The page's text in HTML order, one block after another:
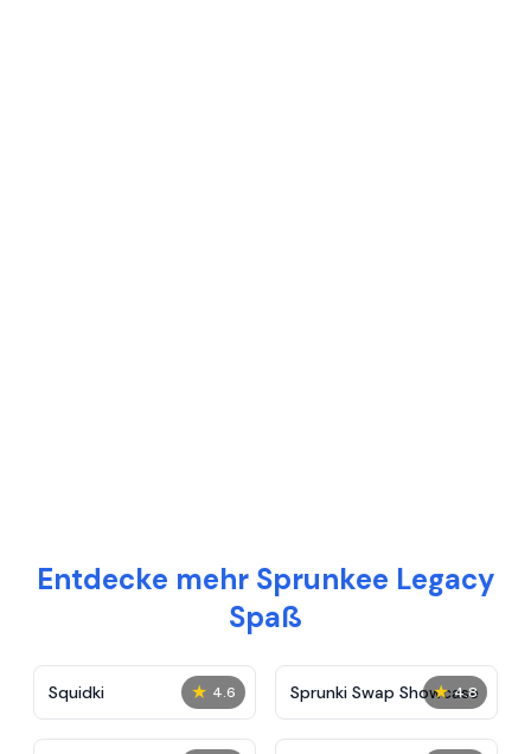
Entdecke mehr Sprunkee Legacy
Spaß
★ 4.6
Squidki ★ 4.8
Sprunki Swap Showcase